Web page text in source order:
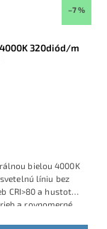
–7 %
4000K 320diód/m
bielou 4000K
líniu bez
CRI>80 a hustota
a rovnomerné